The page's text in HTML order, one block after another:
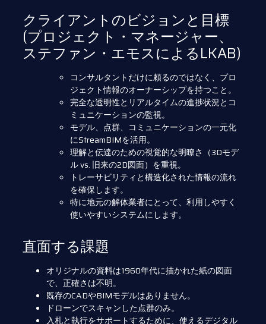
クライアントのビジョンと目標
(プロジェクト・マネージャー、
ステファン・エモスによるLKAB)
コンサルタントだけに頼るのではなく、プロ
ジェクト情報のオーナーシップを持つこと。
完全な透明性とリアルタイムの進捗状況とコ
ミュニケーションの監視。
モデル、点群、コミュニケーションの一元化
にStreamBIMを活用。
理解と伝達のための視覚的な明瞭さ（3Dモデ
ル vs. 旧来の2D図面）を重視。
トレーサビリティと構造化された情報の流れ
を確保します。
特に地元の解体業者にとって、利用しやすく
使いやすいシステムにします。
直面する課題
オリジナルの資料は1960年代に描かれた紙の図面
で、正確さは不明。
既存のCADやBIMモデルはありません。
ドローンでスキャンした点群のみ。
入札と執行をサポートするために、使えるデジタル